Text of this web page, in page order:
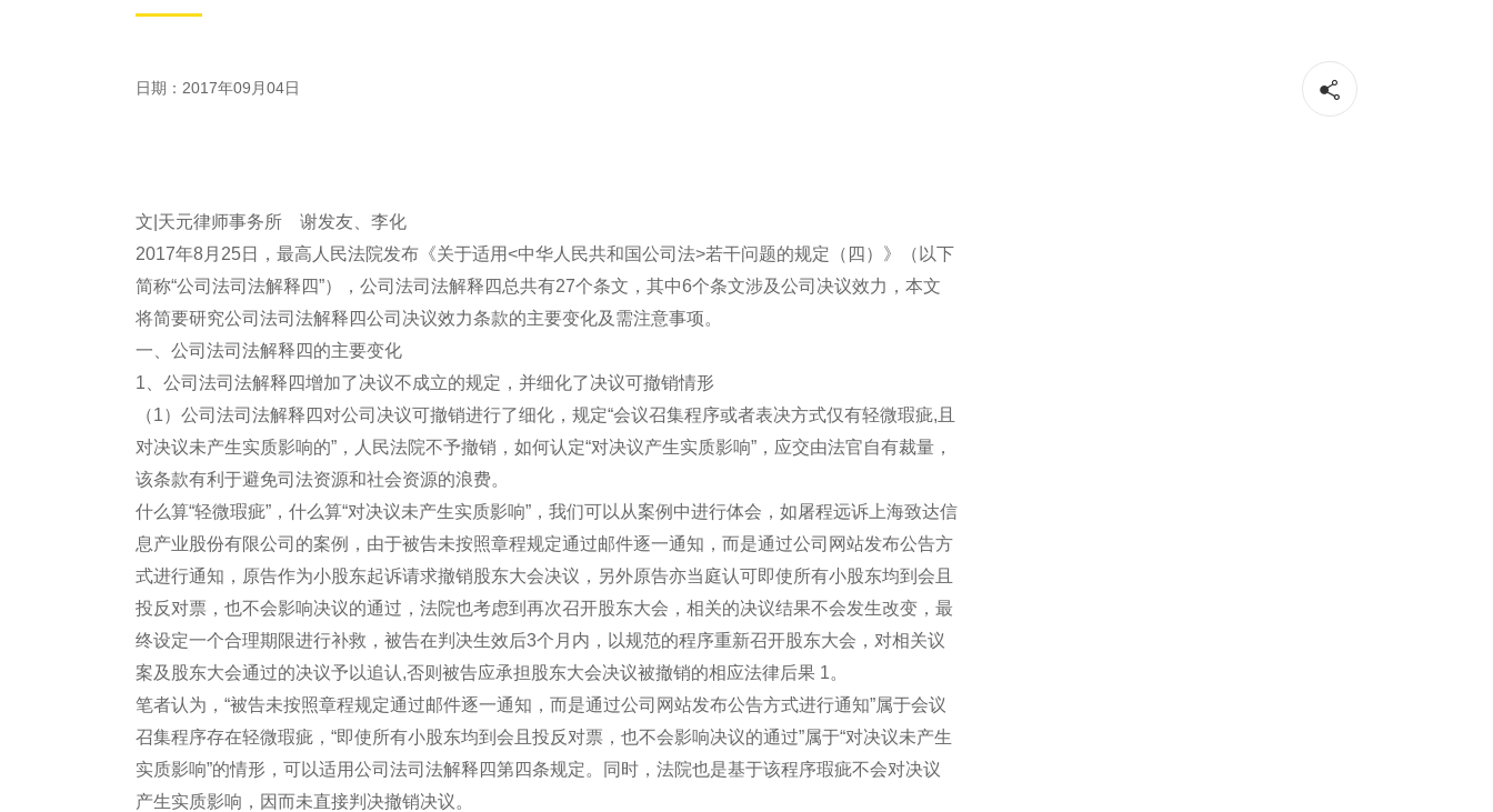
日期：2017年09月04日
文|天元律师事务所 谢发友、李化
2017年8月25日，最高人民法院发布《关于适用<中华人民共和国公司法>若干问题的规定（四）》（以下
简称“公司法司法解释四”），公司法司法解释四总共有27个条文，其中6个条文涉及公司决议效力，本文
将简要研究公司法司法解释四公司决议效力条款的主要变化及需注意事项。
一、公司法司法解释四的主要变化
1、公司法司法解释四增加了决议不成立的规定，并细化了决议可撤销情形
（1）公司法司法解释四对公司决议可撤销进行了细化，规定“会议召集程序或者表决方式仅有轻微瑕疵,且
对决议未产生实质影响的”，人民法院不予撤销，如何认定“对决议产生实质影响”，应交由法官自有裁量，
该条款有利于避免司法资源和社会资源的浪费。
什么算“轻微瑕疵”，什么算“对决议未产生实质影响”，我们可以从案例中进行体会，如屠程远诉上海致达信
息产业股份有限公司的案例，由于被告未按照章程规定通过邮件逐一通知，而是通过公司网站发布公告方
式进行通知，原告作为小股东起诉请求撤销股东大会决议，另外原告亦当庭认可即使所有小股东均到会且
投反对票，也不会影响决议的通过，法院也考虑到再次召开股东大会，相关的决议结果不会发生改变，最
终设定一个合理期限进行补救，被告在判决生效后3个月内，以规范的程序重新召开股东大会，对相关议
案及股东大会通过的决议予以追认,否则被告应承担股东大会决议被撤销的相应法律后果 1。
笔者认为，“被告未按照章程规定通过邮件逐一通知，而是通过公司网站发布公告方式进行通知”属于会议
召集程序存在轻微瑕疵，“即使所有小股东均到会且投反对票，也不会影响决议的通过”属于“对决议未产生
实质影响”的情形，可以适用公司法司法解释四第四条规定。同时，法院也是基于该程序瑕疵不会对决议
产生实质影响，因而未直接判决撤销决议。